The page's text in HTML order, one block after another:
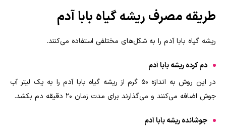
طریقه مصرف ریشه گیاه بابا آدم
ریشه گیاه بابا آدم را به شکل‌های مختلفی استفاده می‌کنند.
دم کرده ریشه بابا آدم
در این روش به اندازه ۵۰ گرم از ریشه گیاه بابا آدم را به یک لیتر آب
جوش اضافه می‌کنند و می‌گذارند برای مدت زمان ۲۰ دقیقه دم بکشد.
جوشانده ریشه بابا آدم